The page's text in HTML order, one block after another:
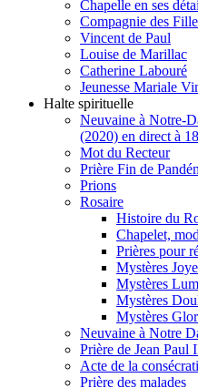
Chapelle en ses
Compagnie des
Vincent de Paul
Louise de Marillac
Catherine Labouré
Jeunesse Mariale
Halte spirituelle
Neuvaine à Notre-
(2020) en direct à
Mot du Recteur
Prière Fin de
Prions
Rosaire
Histoire du
Chapelet,
Prières pour
Mystères
Mystères
Mystères
Mystères
Neuvaine à Notre
Prière de Jean Paul
Acte de la
Prière des malades